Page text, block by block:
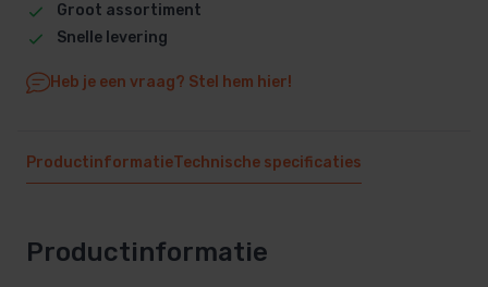
Groot assortiment
Snelle levering
Heb je een vraag? Stel hem hier!
ProductinformatieTechnische specificaties
Productinformatie